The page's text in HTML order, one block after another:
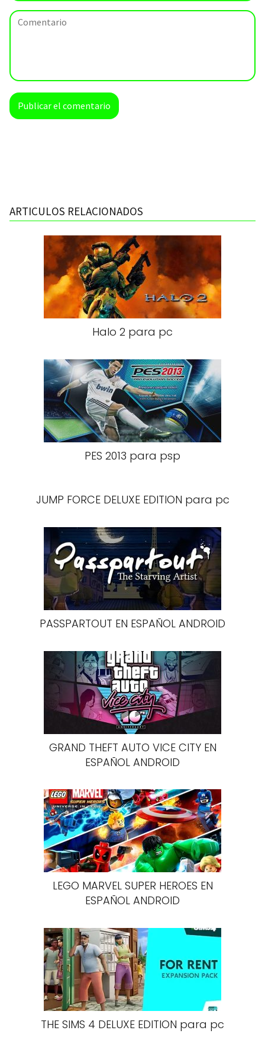
ARTICULOS RELACIONADOS
Halo 2 para pc
PES 2013 para psp
JUMP FORCE DELUXE EDITION para pc
PASSPARTOUT EN ESPAÑOL ANDROID
GRAND THEFT AUTO VICE CITY EN
ESPAÑOL ANDROID
LEGO MARVEL SUPER HEROES EN
ESPAÑOL ANDROID
THE SIMS 4 DELUXE EDITION para pc